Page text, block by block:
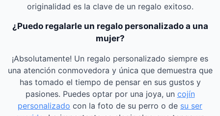
originalidad es la clave de un regalo exitoso.
¿Puedo regalarle un regalo personalizado a una
mujer?
¡Absolutamente! Un regalo personalizado siempre es
una atención conmovedora y única que demuestra que
has tomado el tiempo de pensar en sus gustos y
pasiones. Puedes optar por una joya, un cojín
personalizado con la foto de su perro o de su ser